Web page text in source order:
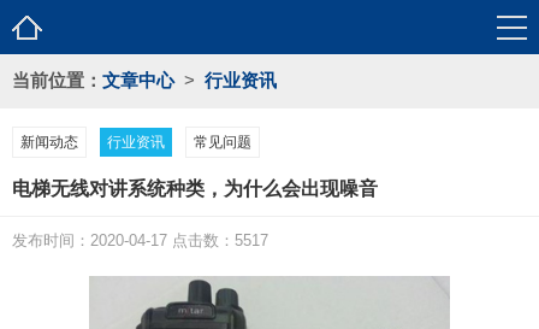
当前位置： 文章中心 > 行业资讯
新闻动态 行业资讯 常见问题
电梯无线对讲系统种类，为什么会出现噪音
发布时间：2020-04-17 点击数：5517